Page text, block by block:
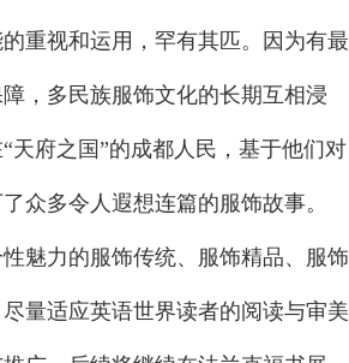
重视和运用，罕有其匹。因为有最
，多民族服饰文化的长期互相浸
天府之国”的成都人民，基于他们对
众多令人遐想连篇的服饰故事。
魅力的服饰传统、服饰精品、服饰
量适应英语世界读者的阅读与审美